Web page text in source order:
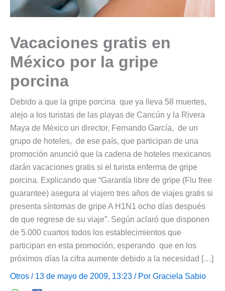
Vacaciones gratis en
México por la gripe
porcina
Debido a que la gripe porcina que ya lleva 58 muertes,
alejo a los turistas de las playas de Cancún y la Rivera
Maya de México un director, Fernando García, de un
grupo de hoteles, de ese país, que participan de una
promoción anunció que la cadena de hoteles mexicanos
darán vacaciones gratis si el turista enferma de gripe
porcina. Explicando que “Garantía libre de gripe (Flu free
guarantee) asegura al viajero tres años de viajes gratis si
presenta síntomas de gripe A H1N1 ocho días después
de que regrese de su viaje”. Según aclaró que disponen
de 5.000 cuartos todos los establecimientos que
participan en esta promoción, esperando que en los
próximos días la cifra aumente debido a la necesidad […]
Otros / 13 de mayo de 2009, 13:23 / Por Graciela Sabio